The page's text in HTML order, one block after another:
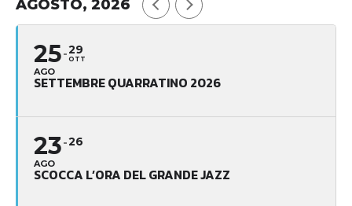
AGOSTO, 2026
25
AGO
29
OTT
SETTEMBRE QUARRATINO 2026
23
AGO
26
SCOCCA L’ORA DEL GRANDE JAZZ